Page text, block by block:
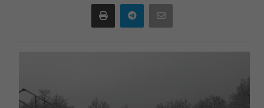
Print Telegram